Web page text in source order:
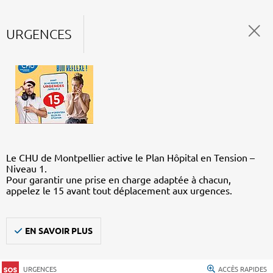
URGENCES
Le CHU de Montpellier active le Plan Hôpital en Tension –
Niveau 1.
Pour garantir une prise en charge adaptée à chacun,
appelez le 15 avant tout déplacement aux urgences.
EN SAVOIR PLUS
URGENCES ACCÈS RAPIDES